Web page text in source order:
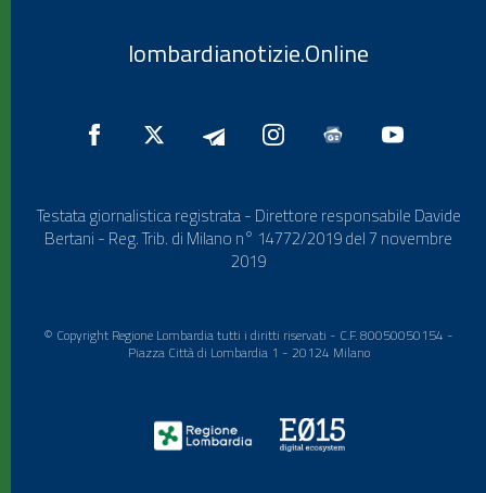
lombardianotizie.Online
Testata giornalistica registrata - Direttore responsabile Davide
Bertani - Reg. Trib. di Milano n° 14772/2019 del 7 novembre
2019
© Copyright Regione Lombardia tutti i diritti riservati - C.F. 80050050154 -
Piazza Città di Lombardia 1 - 20124 Milano